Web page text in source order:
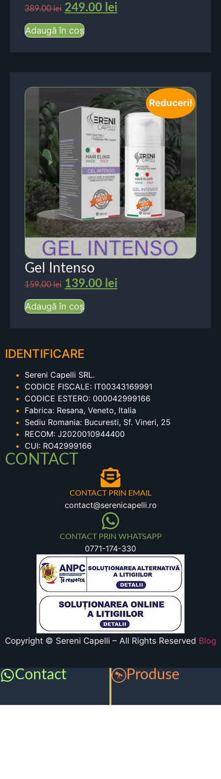
389.00lei 249.00 lei
Adaugă în coș
Reduceri!
Gel Intenso
159.00lei 139.00 lei
Adaugă în coș
IDENTIFICARE
Sereni Capelli SRL.
CODICE FISCALE: IT00343169991
CODICE ESTERO: 000042999166
Fabrica: Resana, Veneto, Italia
Sediu Romania: Bucuresti, Sf. Vineri, 25
RECOM: J2020010944400
CUI: RO42999166
CONTACT
CONTACT PRIN EMAIL
contact@serenicapelli.ro
CONTACT PRIN WHATSAPP
0771-174-330
Copyright © Sereni Capelli – All Rights Reserved Blog
Contact Produse